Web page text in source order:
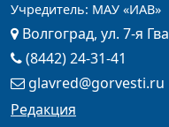
Учредитель: МАУ «ИАВ»
Волгоград, ул. 7-я
(8442) 24-31-41
glavred@gorvesti.ru
Редакция